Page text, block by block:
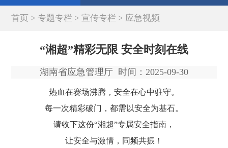
首页> 专题专栏 > 宣传专栏 > 应急视频
“湘超”精彩无限 安全时刻在线
湖南省应急管理厅 时间：2025-09-30
热血在赛场沸腾，安全在心中驻守。
每一次精彩破门，都需以安全为基石。
请收下这份“湘超”专属安全指南，
让安全与激情，同频共振！